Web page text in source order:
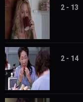
2 - 13
2 - 14